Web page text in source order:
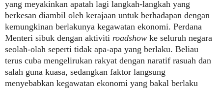
yang meyakinkan apatah lagi langkah-langkah yang
berkesan diambil oleh kerajaan untuk berhadapan dengan
kemungkinan berlakunya kegawatan ekonomi. Perdana
Menteri sibuk dengan aktiviti roadshow ke seluruh negara
seolah-olah seperti tidak apa-apa yang berlaku. Beliau
terus cuba mengelirukan rakyat dengan naratif rasuah dan
salah guna kuasa, sedangkan faktor langsung
menyebabkan kegawatan ekonomi yang bakal berlaku